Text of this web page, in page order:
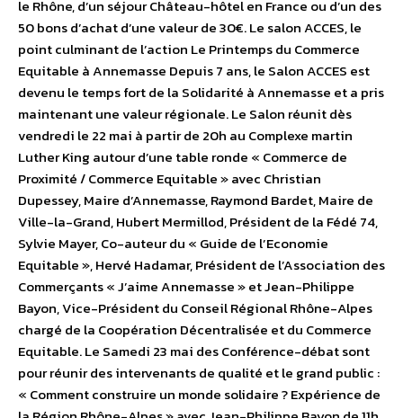
le Rhône, d’un séjour Château-hôtel en France ou d’un des
50 bons d’achat d’une valeur de 30€. Le salon ACCES, le
point culminant de l’action Le Printemps du Commerce
Equitable à Annemasse Depuis 7 ans, le Salon ACCES est
devenu le temps fort de la Solidarité à Annemasse et a pris
maintenant une valeur régionale. Le Salon réunit dès
vendredi le 22 mai à partir de 20h au Complexe martin
Luther King autour d’une table ronde « Commerce de
Proximité / Commerce Equitable » avec Christian
Dupessey, Maire d’Annemasse, Raymond Bardet, Maire de
Ville-la-Grand, Hubert Mermillod, Président de la Fédé 74,
Sylvie Mayer, Co-auteur du « Guide de l’Economie
Equitable », Hervé Hadamar, Président de l’Association des
Commerçants « J’aime Annemasse » et Jean-Philippe
Bayon, Vice-Président du Conseil Régional Rhône-Alpes
chargé de la Coopération Décentralisée et du Commerce
Equitable. Le Samedi 23 mai des Conférence-débat sont
pour réunir des intervenants de qualité et le grand public :
« Comment construire un monde solidaire ? Expérience de